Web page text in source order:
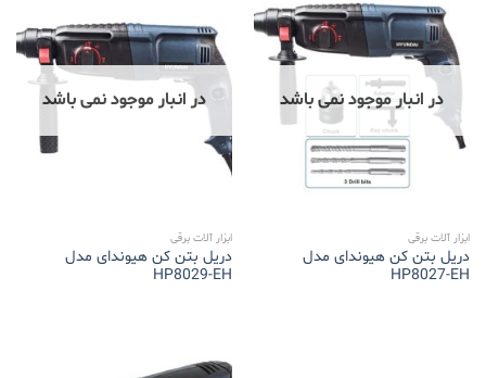
در انبار موجود نمی باشد
ابزار آلات برقی
دریل بتن کن هیوندای مدل
HP8027-EH
در انبار موجود نمی باشد
ابزار آلات برقی
دریل بتن کن هیوندای مدل
HP8029-EH